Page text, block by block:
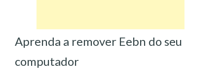
Aprenda a remover Eebn do seu
computador